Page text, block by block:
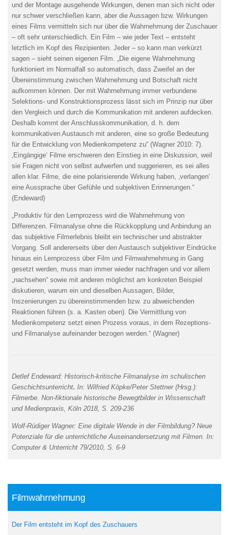
und der Montage ausgehende Wirkungen, denen man sich nicht oder
nur schwer verschließen kann, aber die Aussagen bzw. Wirkungen
eines Films vermitteln sich nur über die Wahrnehmung der Zuschauer
– oft sehr unterschiedlich. Ein Film – wie jeder Text – entsteht
letztlich im Kopf des Rezipienten. Jeder – so kann man verkürzt
sagen – sieht seinen eigenen Film. „Die eigene Wahrnehmung
funktioniert im Normalfall so automatisch, dass Zweifel an der
Übereinstimmung zwischen Wahrnehmung und Botschaft nicht
aufkommen können. Der mit Wahrnehmung immer verbundene
Selektions- und Konstruktionsprozess lässt sich im Prinzip nur über
den Vergleich und durch die Kommunikation mit anderen aufdecken.
Deshalb kommt der Anschlusskommunikation, d. h. dem
kommunikativen Austausch mit anderen, eine so große Bedeutung
für die Entwicklung von Medienkompetenz zu“ (Wagner 2010: 7).
‚Eingängige‘ Filme erschweren den Einstieg in eine Diskussion, weil
sie Fragen nicht von selbst aufwerfen und suggerieren, es sei alles
allen klar. Filme, die eine polarisierende Wirkung haben, ‚verlangen‘
eine Aussprache über Gefühle und subjektiven Erinnerungen.“
(Endeward)
„Produktiv für den Lernprozess wird die Wahrnehmung von
Differenzen. Filmanalyse ohne die Rückkopplung und Anbindung an
das subjektive Filmerlebnis bleibt ein technischer und abstrakter
Vorgang. Soll andererseits über den Austausch subjektiver Eindrücke
hinaus ein Lernprozess über Film und Filmwahrnehmung in Gang
gesetzt werden, muss man immer wieder nachfragen und vor allem
„nachsehen“ sowie mit anderen möglichst am konkreten Beispiel
diskutieren, warum ein und dieselben Aussagen, Bilder,
Inszenierungen zu übereinstimmenden bzw. zu abweichenden
Reaktionen führen (s. a. Kasten oben). Die Vermittlung von
Medienkompetenz setzt einen Prozess voraus, in dem Rezeptions-
und Filmanalyse aufeinander bezogen werden.“ (Wagner)
Detlef Endeward: Historisch-kritische Filmanalyse im schulischen
Geschichtsunterricht. In: Wilfried Köpke/Peter Stettner (Hrsg.):
Filmerbe. Non-fiktionale historische Bewegtbilder in Wissenschaft
und Medienpraxis, Köln 2018, S. 209-236
Wolf-Rüdiger Wagner: Eine digitale Wende in der Filmbildung? Neue
Potenziale für die unterrichtliche Auseinandersetzung mit Filmen. In:
Computer & Unterricht 79/2010, S. 6-9
Filmwahrnehmung
Der Film entsteht im Kopf des Zuschauers